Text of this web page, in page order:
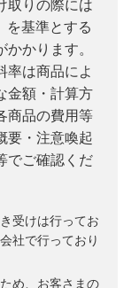
取りの際には
を基準とする
かります。
率は商品によ
金額・計算方
商品の費用等
要・注意喚起
でご確認くだ
受けは行ってお
社で行っており
め、お客さまの